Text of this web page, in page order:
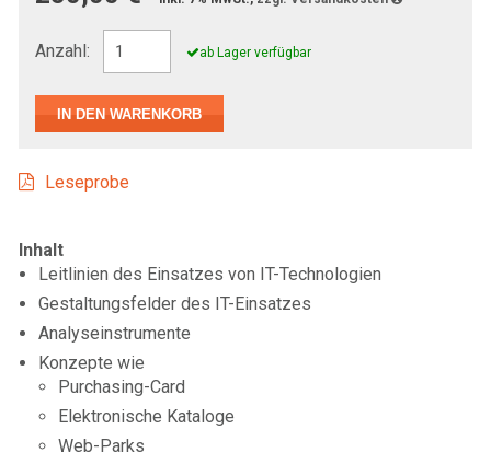
Anzahl: ab Lager verfügbar
Leseprobe
Inhalt
Leitlinien des Einsatzes von IT-Technologien
Gestaltungsfelder des IT-Einsatzes
Analyseinstrumente
Konzepte wie
Purchasing-Card
Elektronische Kataloge
Web-Parks